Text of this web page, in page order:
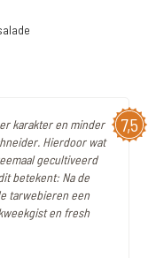
7,5
karakter en minder
Hierdoor wat
gecultiveerd
betekent: Na de
tarwebieren een
en fresh